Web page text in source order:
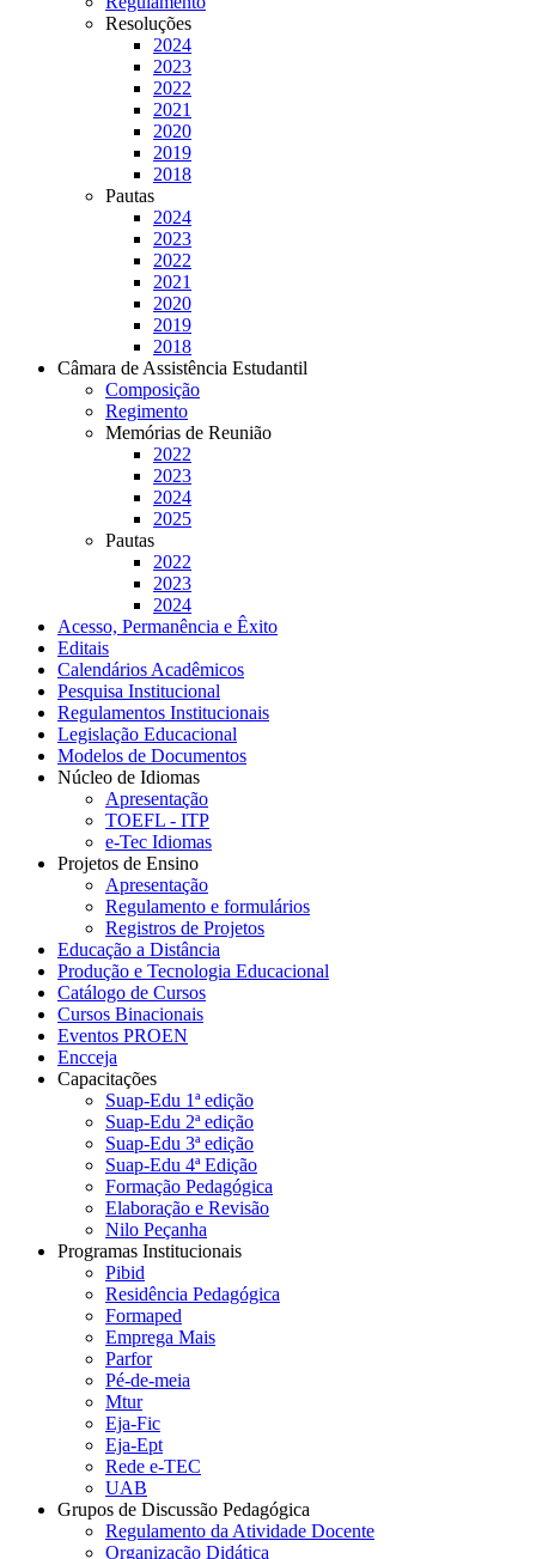
Resoluções
2024
2023
2022
2021
2020
2019
2018
Pautas
2024
2023
2022
2021
2020
2019
2018
Câmara de Assistência Estudantil
Composição
Regimento
Memórias de Reunião
2022
2023
2024
2025
Pautas
2022
2023
2024
Acesso, Permanência e Êxito
Editais
Calendários Acadêmicos
Pesquisa Institucional
Regulamentos Institucionais
Legislação Educacional
Modelos de Documentos
Núcleo de Idiomas
Apresentação
TOEFL - ITP
e-Tec Idiomas
Projetos de Ensino
Apresentação
Regulamento e formulários
Registros de Projetos
Educação a Distância
Produção e Tecnologia Educacional
Catálogo de Cursos
Cursos Binacionais
Eventos PROEN
Encceja
Capacitações
Suap-Edu 1ª edição
Suap-Edu 2ª edição
Suap-Edu 3ª edição
Suap-Edu 4ª Edição
Formação Pedagógica
Elaboração e Revisão
Nilo Peçanha
Programas Institucionais
Pibid
Residência Pedagógica
Formaped
Emprega Mais
Parfor
Pé-de-meia
Mtur
Eja-Fic
Eja-Ept
Rede e-TEC
UAB
Grupos de Discussão Pedagógica
Regulamento da Atividade Docente
Organização Didática